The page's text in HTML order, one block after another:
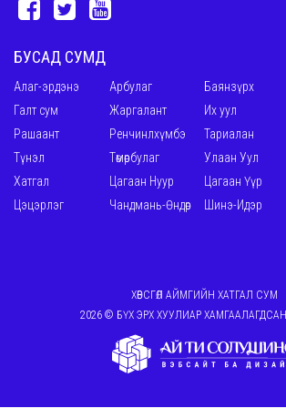
БУСАД СУМД
Алаг-эрдэнэ Арбулаг Баянзүрх
Галт сум
Жаргалант Их уул
Рашаант
Ренчинлхүмбэ Тариалан
Түнэл
Төмөрбулаг Улаан Уул
Хатгал
Цагаан Нуур Цагаан Үүр
Цэцэрлэг
Чандмань-Өндөр Шинэ-Идэр
ХӨВСГӨЛ АЙМГИЙН ХАТГАЛ СУМ
2026 © БҮХ ЭРХ ХУУЛИАР